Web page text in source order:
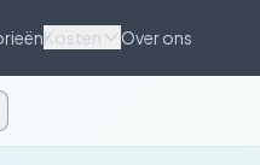
Kosten Over ons